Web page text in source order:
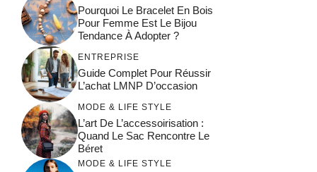
Pourquoi Le Bracelet En Bois
Pour Femme Est Le Bijou
Tendance À Adopter ?
ENTREPRISE
Guide Complet Pour Réussir
L’achat LMNP D’occasion
MODE & LIFE STYLE
L’art De L’accessoirisation :
Quand Le Sac Rencontre Le
Béret
MODE & LIFE STYLE